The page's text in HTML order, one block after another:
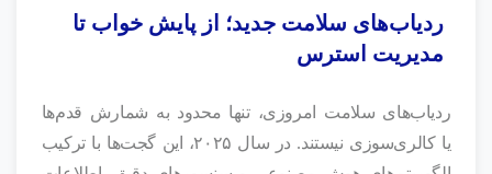
ردیاب‌های سلامت جدید؛ از پایش خواب تا
مدیریت استرس
ردیاب‌های سلامت امروزی، تنها محدود به شمارش قدم‌ها
یا کالری‌سوزی نیستند. در سال ۲۰۲۵، این گجت‌ها با ترکیب